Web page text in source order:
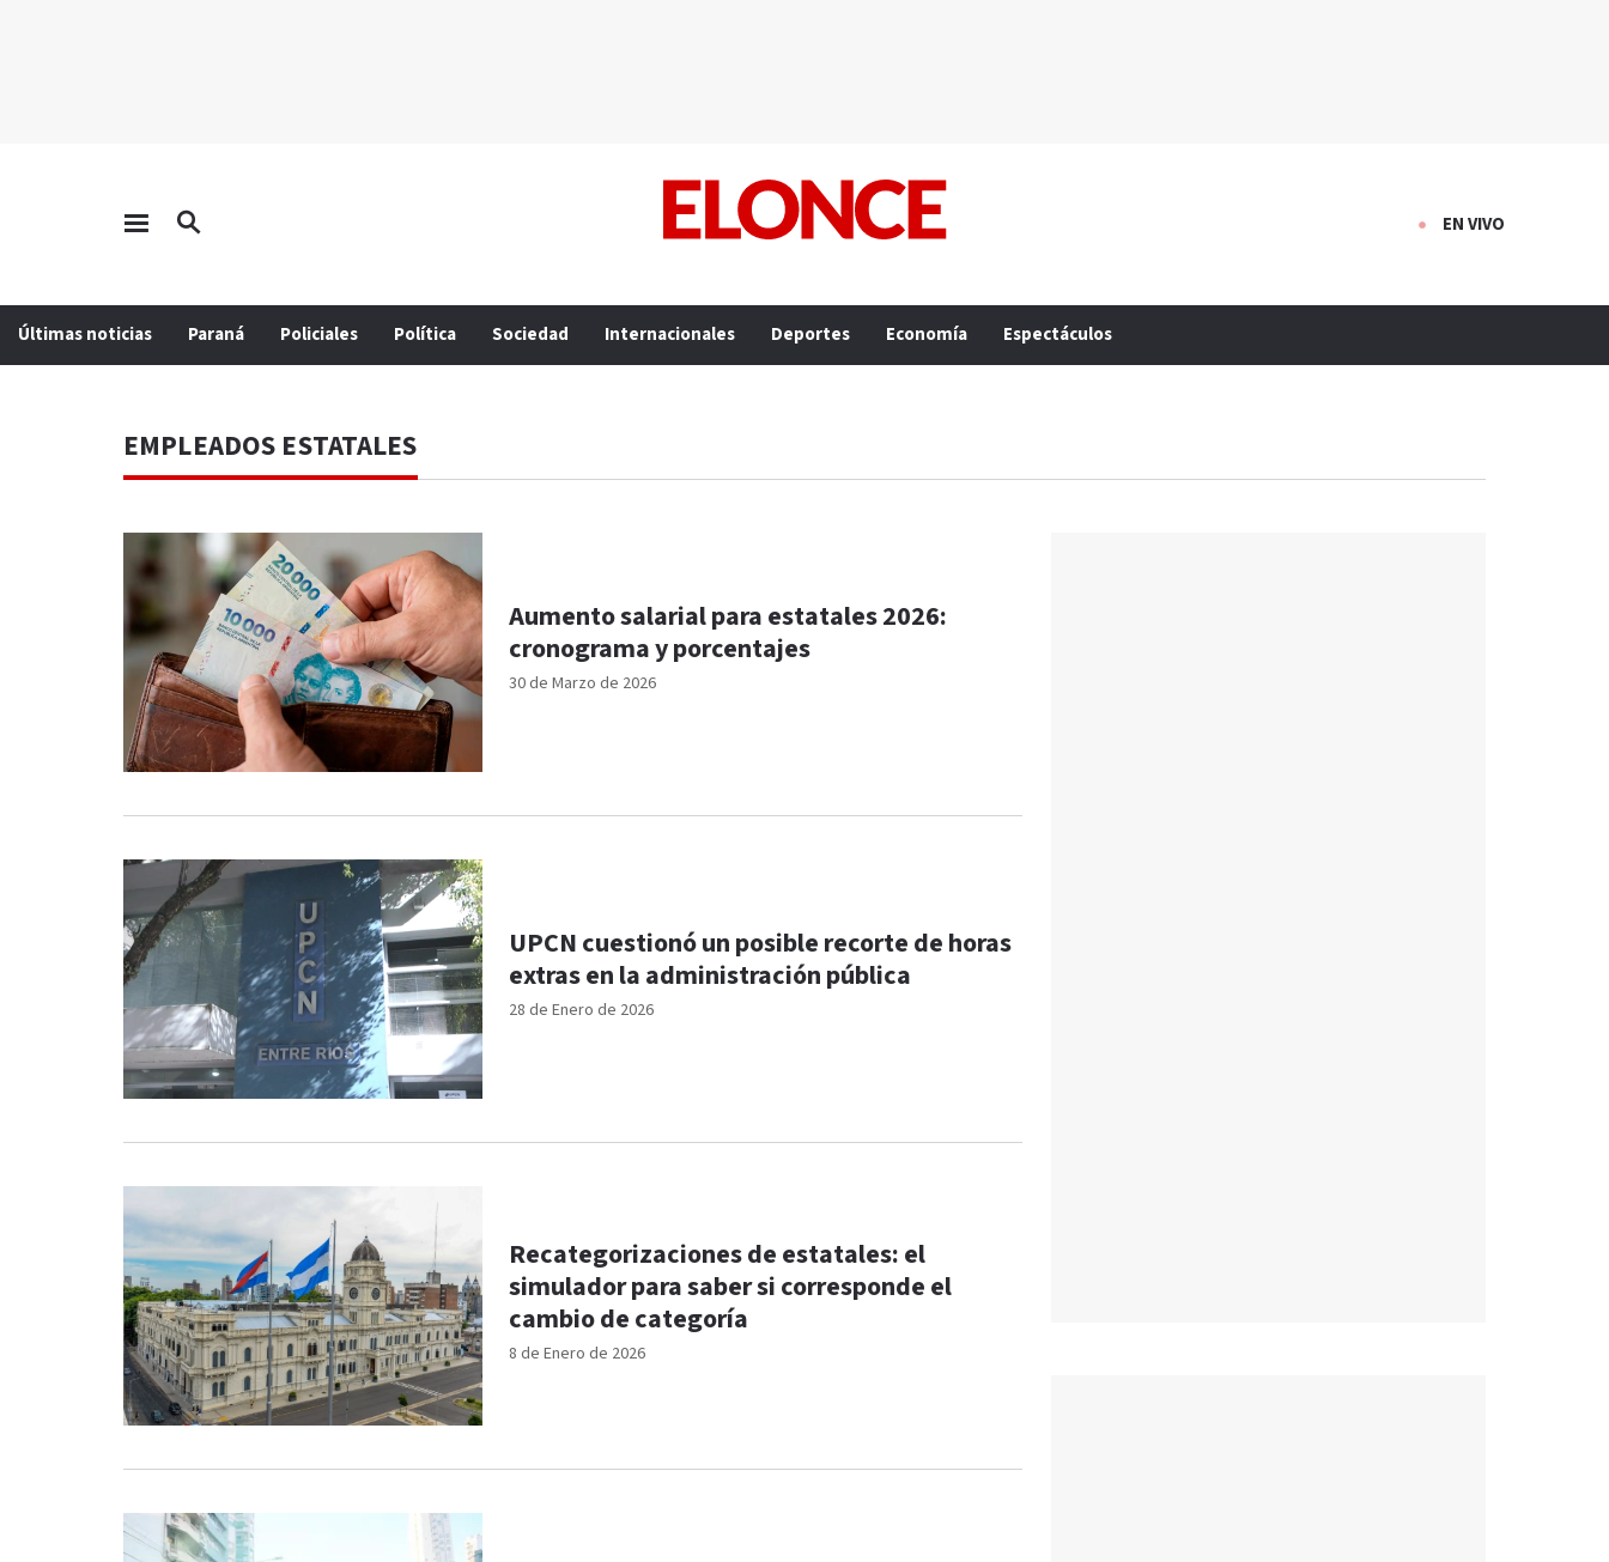
EN VIVO
Últimas noticias Paraná Policiales Política Sociedad Internacionales Deportes Economía Espectáculos
EMPLEADOS ESTATALES
30 de Marzo de 2026
Aumento salarial para estatales 2026:
cronograma y porcentajes
28 de Enero de 2026
UPCN cuestionó un posible recorte de horas
extras en la administración pública
8 de Enero de 2026
Recategorizaciones de estatales: el
simulador para saber si corresponde el
cambio de categoría